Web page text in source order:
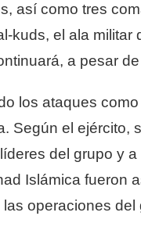
así como tres
kuds, el ala
a pesar
los ataques
Según el ejército,
del grupo y
Islámica fueron
operaciones